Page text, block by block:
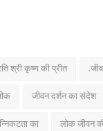
श्री कृष्ण की प्रीत
जीवन दर्शन का संदेश
का लोक जीवन